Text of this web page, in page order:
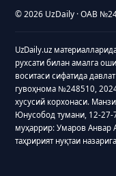
© 2026 UzDaily · ОАВ
UzDaily.uz
рухсати билан амалга
воситаси сифатида
гувоҳнома №248510,
хусусий корхонаси.
Юнусобод тумани, 12-27-
муҳаррир: Умаров
таҳририят нуқтаи